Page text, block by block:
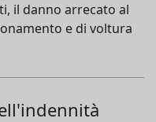
il danno arrecato al
e di voltura